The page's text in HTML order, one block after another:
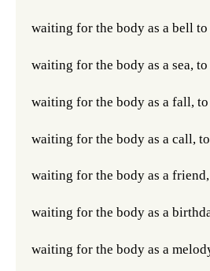
waiting for the body as a bell
waiting for the body as a sea,
waiting for the body as a fall,
waiting for the body as a call,
waiting for the body as a
waiting for the body as a
waiting for the body as a